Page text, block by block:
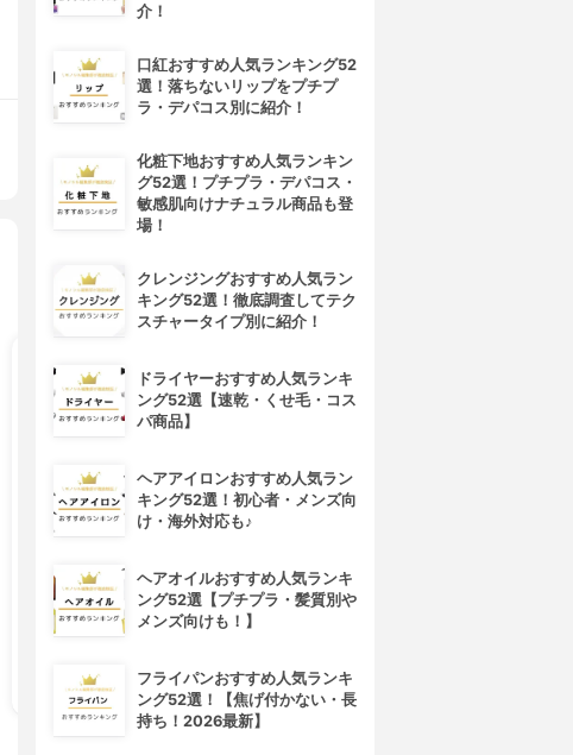
4位
ALLNA ORGANIC(オルナ オー
ガニック)
ヘアワックス
¥1,480
H.W.G.(ハウジー)
介！
口紅おすすめ人気ランキング52
選！落ちないリップをプチプ
ラ・デパコス別に紹介！
化粧下地おすすめ人気ランキン
グ52選！プチプラ・デパコス・
敏感肌向けナチュラル商品も登
場！
クレンジングおすすめ人気ラン
キング52選！徹底調査してテク
スチャータイプ別に紹介！
ドライヤーおすすめ人気ランキ
ング52選【速乾・くせ毛・コス
パ商品】
ヘアアイロンおすすめ人気ラン
キング52選！初心者・メンズ向
け・海外対応も♪
ヘアオイルおすすめ人気ランキ
ング52選【プチプラ・髪質別や
メンズ向けも！】
フライパンおすすめ人気ランキ
ング52選！【焦げ付かない・長
持ち！2026最新】